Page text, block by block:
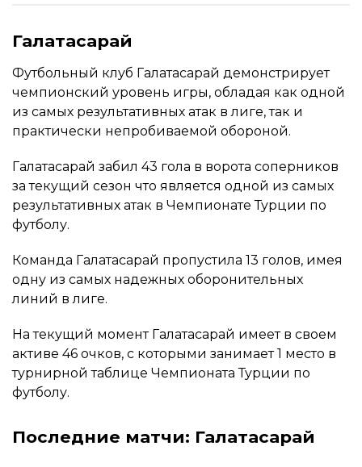
Галатасарай
Футбольный клуб Галатасарай демонстрирует
чемпионский уровень игры, обладая как одной
из самых результативных атак в лиге, так и
практически непробиваемой обороной.
Галатасарай забил 43 гола в ворота соперников
за текущий сезон что является одной из самых
результативных атак в Чемпионате Турции по
футболу.
Команда Галатасарай пропустила 13 голов, имея
одну из самых надежных оборонительных
линий в лиге.
На текущий момент Галатасарай имеет в своем
активе 46 очков, с которыми занимает 1 место в
турнирной таблице Чемпионата Турции по
футболу.
Последние матчи: Галатасарай